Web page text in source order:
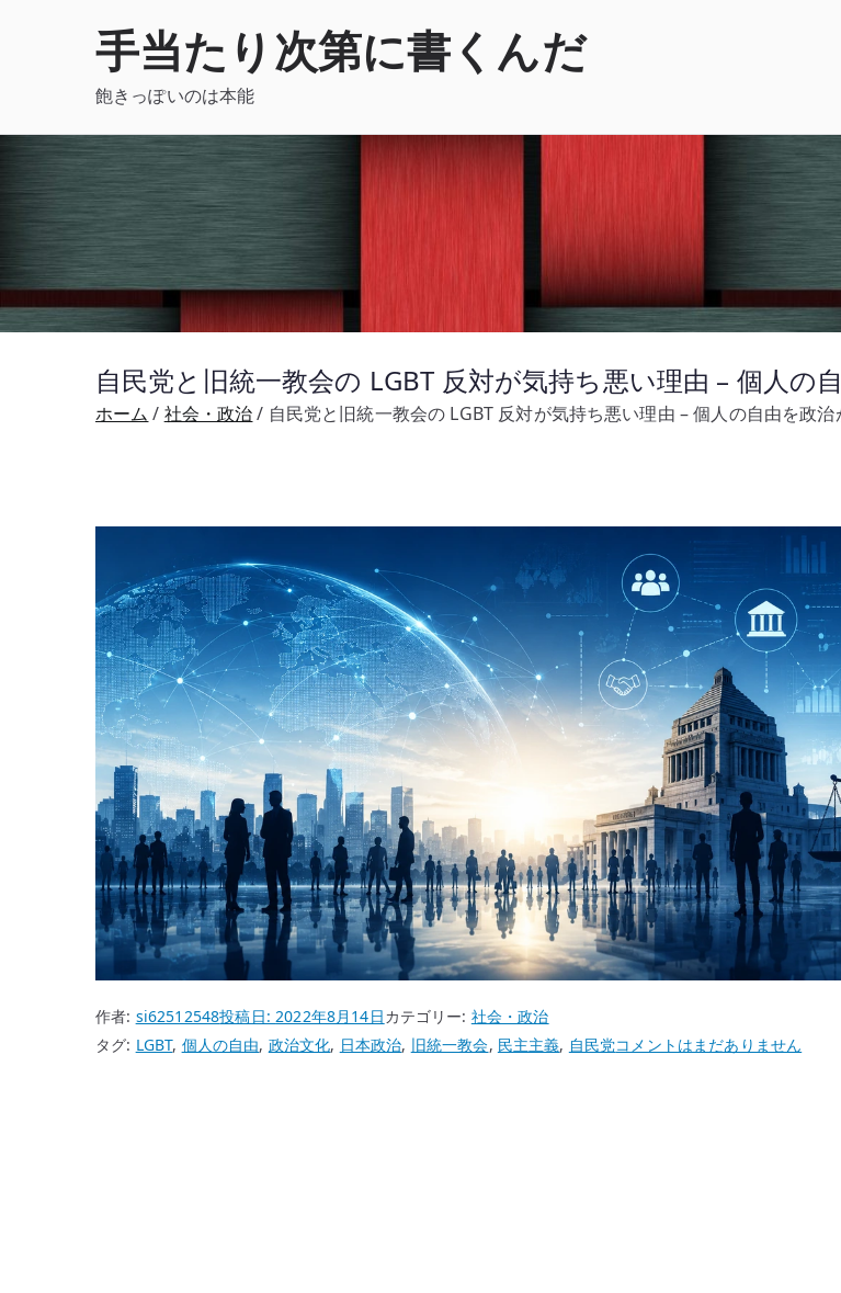
手当たり次第に書くんだ
飽きっぽいのは本能
自民党と旧統一教会の LGBT 反対が気持ち悪い理由 – 個人の
ホーム 社会・政治 自民党と旧統一教会の LGBT 反対が気持ち悪い理由 – 個人の自由を政
作者: si62512548投稿日:2022年8月14日カテゴリー: 社会・政治
タグ: LGBT, 個人の自由, 政治文化, 日本政治, 旧統一教会, 民主主義, 自民党自
コメントはまだありません